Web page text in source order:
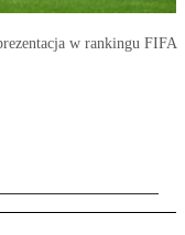
w rankingu FIFA